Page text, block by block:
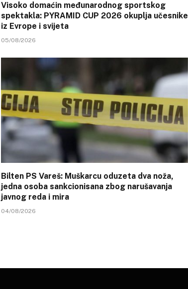
Visoko domaćin međunarodnog sportskog
spektakla: PYRAMID CUP 2026 okuplja učesnike
iz Evrope i svijeta
05/08/2026
Bilten PS Vareš: Muškarcu oduzeta dva noža,
jedna osoba sankcionisana zbog narušavanja
javnog reda i mira
04/08/2026